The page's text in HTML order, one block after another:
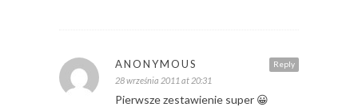
Reply
ANONYMOUS
28 września 2011 at 20:31
Pierwsze zestawienie super 😀